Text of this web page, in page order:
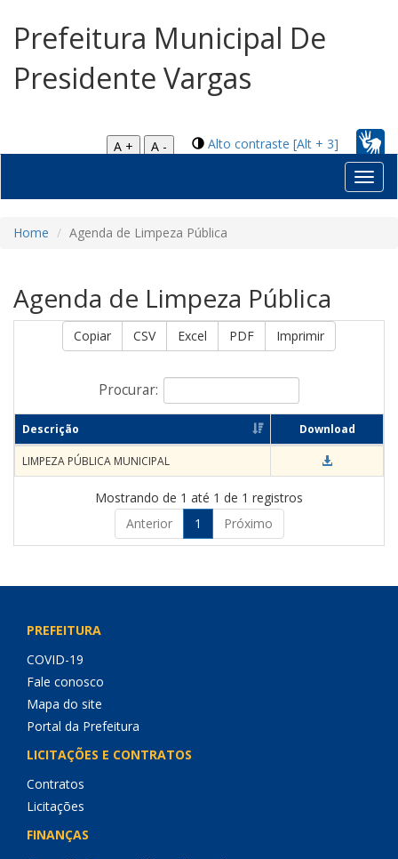
Prefeitura Municipal De
Presidente Vargas
Alto contraste [Alt + 3]
A +
A -
Home Agenda de Limpeza Pública
Agenda de Limpeza Pública
Copiar CSV Excel PDF Imprimir
Procurar:
Descrição Download
LIMPEZA PÚBLICA MUNICIPAL
Mostrando de 1 até 1 de 1 registros
Anterior
1 Próximo
PREFEITURA
COVID-19
Fale conosco
Mapa do site
Portal da Prefeitura
LICITAÇÕES E CONTRATOS
Contratos
Licitações
FINANÇAS